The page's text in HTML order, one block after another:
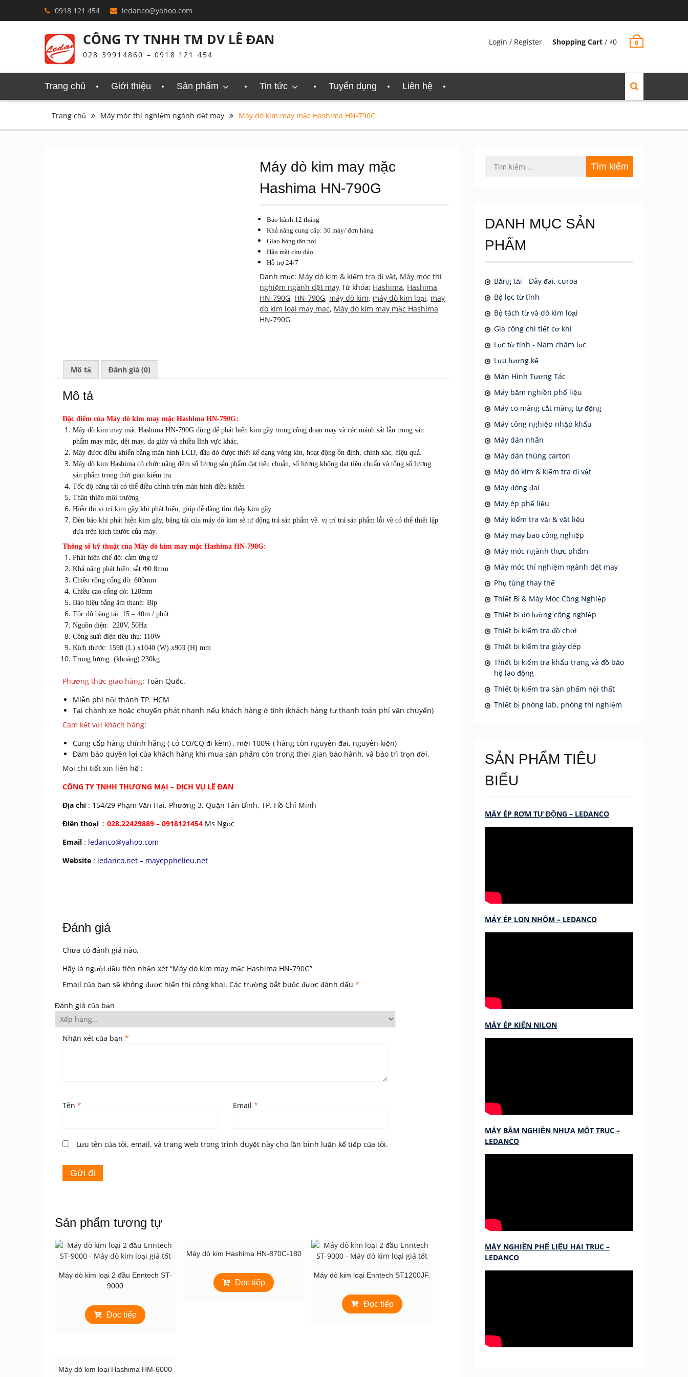
0918 121 454 ledanco@yahoo.com
CÔNG TY TNHH TM DV LÊ ĐAN
028 39914860 – 0918 121 454
Login / Register Shopping Cart / ₫0 0
Trang chủ Giới thiệu Sản phẩm Tin tức Tuyển dụng Liên hệ
Trang chủ Máy móc thí nghiệm ngành dệt may Máy dò kim may mặc Hashima HN-790G
Máy dò kim may mặc
Hashima HN-790G
Bảo hành 12 tháng
Khả năng cung cấp: 30 máy/ đơn hàng
Giao hàng tận nơi
Hậu mãi chu đáo
Hỗ trợ 24/7
Danh mục: Máy dò kim & kiểm tra dị vật, Máy móc thí
nghiệm ngành dệt may Từ khóa: Hashima, Hashima
HN-790G, HN-790G, máy dò kim, máy dò kim loại, may
do kim loai may mac, Máy dò kim may mặc Hashima
HN-790G
Mô tả Đánh giá (0)
Mô tả
Đặc điểm của Máy dò kim may mặc Hashima HN-790G:
Máy dò kim may mặc Hashima HN-790G dùng để phát hiện kim gãy trong công đoạn may và các mảnh sắt lẫn trong sản
phẩm may mặc, dệt may, da giày và nhiều lĩnh vực khác.
Máy được điều khiển bằng màn hình LCD, đầu dò được thiết kế dạng vòng kín, hoạt động ổn định, chính xác, hiệu quả.
Máy dò kim Hashima có chức năng đếm số lượng sản phẩm đạt tiêu chuẩn, số lượng không đạt tiêu chuẩn và tổng số lượng
sản phẩm trong thời gian kiểm tra.
Tốc độ băng tải có thể điều chỉnh trên màn hình điều khiển
Thân thiện môi trường
Hiển thị vị trí kim gãy khi phát hiện, giúp dễ dàng tìm thấy kim gãy
Đèn báo khi phát hiện kim gãy, băng tải của máy dò kim sẽ tự động trả sản phẩm về. vị trí trả sản phẩm lỗi về có thể thiết lập
dựa trên kích thước của máy.
Thông số kỹ thuật của Máy dò kim may mặc Hashima HN-790G:
Phát hiện chế độ: cảm ứng từ
Khả năng phát hiện: sắt Φ0.8mm
Chiều rộng cổng dò: 600mm
Chiều cao cổng dò: 120mm
Báo hiệu bằng âm thanh: Bíp
Tốc độ băng tải: 15 – 40m / phút
Nguồn điện: 220V, 50Hz
Công suất điện tiêu thụ: 110W
Kích thước: 1598 (L) x1040 (W) x903 (H) mm
Trọng lượng: (khoảng) 230kg
Phương thức giao hàng: Toàn Quốc.
Miễn phí nội thành TP. HCM
Tại chành xe hoặc chuyển phát nhanh nếu khách hàng ở tỉnh (khách hàng tự thanh toán phí vận chuyển)
Cam kết với khách hàng:
Cung cấp hàng chính hãng ( có CO/CQ đi kèm) , mới 100% ( hàng còn nguyên đai, nguyên kiện)
Đảm bảo quyền lợi của khách hàng khi mua sản phẩm còn trong thời gian bảo hành, và bảo trì trọn đời.
Mọi chi tiết xin liên hệ :
CÔNG TY TNHH THƯƠNG MẠI – DỊCH VỤ LÊ ĐAN
Địa chỉ : 154/29 Phạm Văn Hai, Phường 3, Quận Tân Bình, TP. Hồ Chí Minh
Điên thoại : 028.22429889 – 0918121454 Ms Ngọc
Email : ledanco@yahoo.com
Website : ledanco.net – mayepphelieu.net
Đánh giá
Chưa có đánh giá nào.
Hãy là người đầu tiên nhận xét “Máy dò kim may mặc Hashima HN-790G”
Email của bạn sẽ không được hiển thị công khai. Các trường bắt buộc được đánh dấu *
Đánh giá của bạn
Nhận xét của bạn *
Tên * Email *
Lưu tên của tôi, email, và trang web trong trình duyệt này cho lần bình luận kế tiếp của tôi.
Sản phẩm tương tự
Máy dò kim loại 2 đầu Enntech ST-
9000
Đọc tiếp
Máy dò kim Hashima HN-870C-180
Đọc tiếp
Máy dò kim loại Enntech ST1200JF.
Đọc tiếp
Máy dò kim loại Hashima HM-6000
kiếm
DANH MỤC SẢN
PHẨM
Băng tải - Dây đai, curoa
Bộ lọc từ tính
Bộ tách từ và dò kim loại
Gia công chi tiết cơ khí
Lọc từ tính - Nam châm lọc
Lưu lượng kế
Màn Hình Tương Tác
Máy băm nghiền phế liệu
Máy co màng cắt màng tự động
Máy công nghiệp nhập khẩu
Máy dán nhãn
Máy dán thùng carton
Máy dò kim & kiểm tra dị vật
Máy đóng đai
Máy ép phế liệu
Máy kiểm tra vải & vật liệu
Máy may bao công nghiệp
Máy móc ngành thực phẩm
Máy móc thí nghiệm ngành dệt may
Phụ tùng thay thế
Thiết Bị & Máy Móc Công Nghiệp
Thiết bị đo lường công nghiệp
Thiết bị kiểm tra đồ chơi
Thiết bị kiểm tra giày dép
Thiết bị kiểm tra khẩu trang và đồ bảo
hộ lao động
Thiết bị kiểm tra sản phẩm nội thất
Thiết bị phòng lab, phòng thí nghiệm
SẢN PHẨM TIÊU
BIỂU
MÁY ÉP RƠM TỰ ĐỘNG – LEDANCO
MÁY ÉP LON NHÔM – LEDANCO
MÁY ÉP KIỆN NILON
MÁY BĂM NGHIỀN NHỰA MỘT TRỤC –
LEDANCO
MÁY NGHIỀN PHẾ LIỆU HAI TRỤC –
LEDANCO